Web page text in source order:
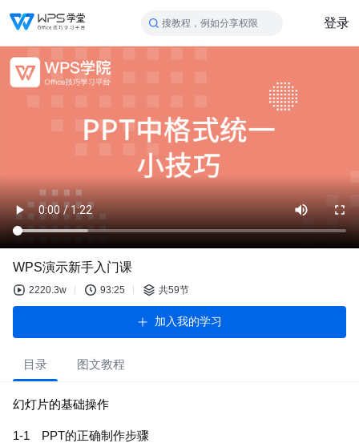
搜教程，例如分享权限 登录
WPS演示新手入门课
2220.3w 93:25 共59节
加入我的学习
目录 图文教程
幻灯片的基础操作
1-1 PPT的正确制作步骤